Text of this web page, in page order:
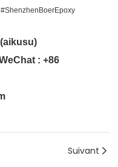
: +86
Suivant